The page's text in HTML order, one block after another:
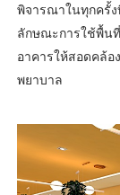
พิจารณาในทุกครั้
ลักษณะการใช้พื้น
อาคารให้สอดคล้
พยาบาล